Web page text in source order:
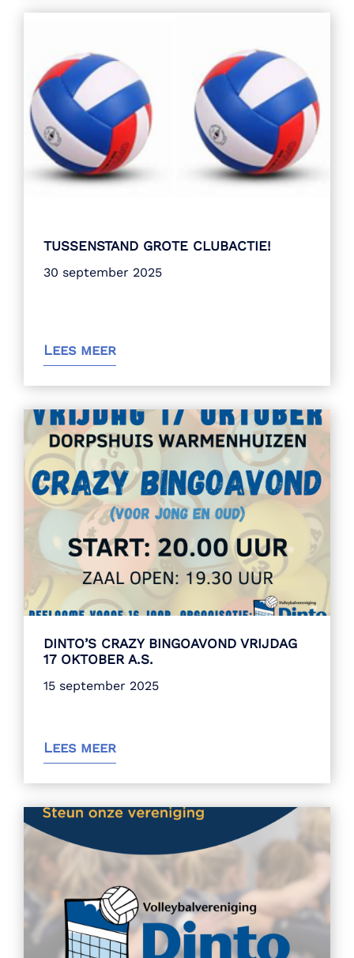
TUSSENSTAND GROTE CLUBACTIE!
30 september 2025
Lees meer
DINTO’S CRAZY BINGOAVOND VRIJDAG
17 OKTOBER A.S.
15 september 2025
Lees meer